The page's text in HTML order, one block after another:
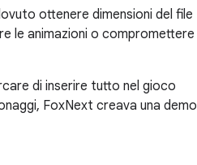
ottenere dimensioni del file
le animazioni o compromettere
di inserire tutto nel gioco
FoxNext creava una demo